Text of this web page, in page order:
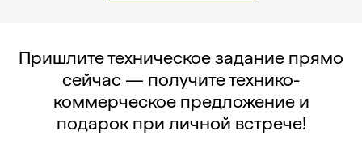
Пришлите техническое задание прямо
сейчас — получите технико-
коммерческое предложение и
подарок при личной встрече!